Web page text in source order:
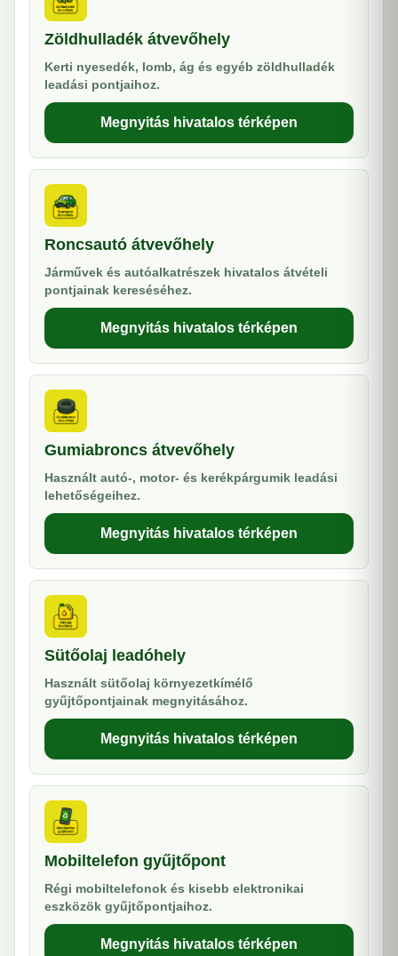
Zöldhulladék átvevőhely
Kerti nyesedék, lomb, ág és egyéb zöldhulladék
leadási pontjaihoz.
Megnyitás hivatalos térképen
Roncsautó átvevőhely
Járművek és autóalkatrészek hivatalos átvételi
pontjainak kereséséhez.
Megnyitás hivatalos térképen
Gumiabroncs átvevőhely
Használt autó-, motor- és kerékpárgumik leadási
lehetőségeihez.
Megnyitás hivatalos térképen
Sütőolaj leadóhely
Használt sütőolaj környezetkímélő
gyűjtőpontjainak megnyitásához.
Megnyitás hivatalos térképen
Mobiltelefon gyűjtőpont
Régi mobiltelefonok és kisebb elektronikai
eszközök gyűjtőpontjaihoz.
Megnyitás hivatalos térképen